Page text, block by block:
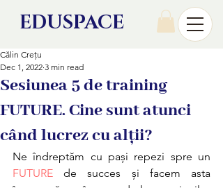
EDUSPACE
Sesiunea 5 de training
FUTURE. Cine sunt atunci
când lucrez cu alții?
Călin Crețu
Dec 1, 2022 3 min read
FUTURE de succes și facem asta